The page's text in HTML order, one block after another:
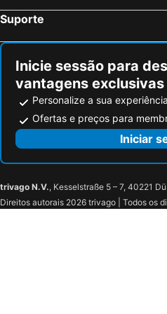
Suporte
Inicie sessão para
vantagens
Personalize a sua experiência
Ofertas e preços para
Iniciar
trivago N.V., Kesselstraße 5 – 7, 40221
Direitos autorais 2026 trivago | Todos os